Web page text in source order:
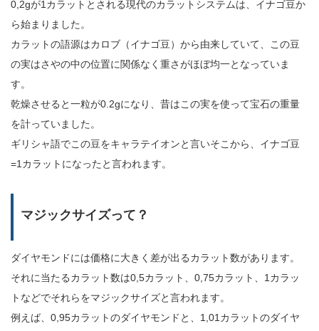
0,2gが1カラットとされる現代のカラットシステムは、イナゴ豆か
ら始まりました。
カラットの語源はカロブ（イナゴ豆）から由来していて、この豆
の実はさやの中の位置に関係なく重さがほぼ均一となっていま
す。
乾燥させると一粒が0.2gになり、昔はこの実を使って宝石の重量
を計っていました。
ギリシャ語でこの豆をキャラテイオンと言いそこから、イナゴ豆
=1カラットになったと言われます。
マジックサイズって？
ダイヤモンドには価格に大きく差が出るカラット数があります。
それに当たるカラット数は0,5カラット、0,75カラット、1カラッ
トなどでそれらをマジックサイズと言われます。
例えば、0,95カラットのダイヤモンドと、1,01カラットのダイヤ